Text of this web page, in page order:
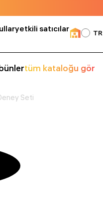
yetkili satıcılar
TR
tüm kataloğu gör
Seti